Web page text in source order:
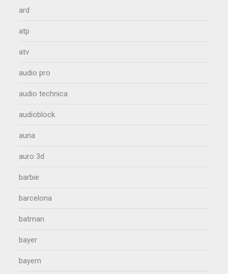
ard
atp
atv
audio pro
audio technica
audioblock
auna
auro 3d
barbie
barcelona
batman
bayer
bayern